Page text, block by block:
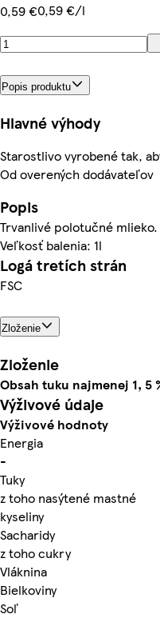
0,59 €0,59 €/l
Popis produktu
Hlavné výhody
Starostlivo vyrobené tak,
Od overených dodávateľov
Popis
Trvanlivé polotučné
Veľkosť balenia: 1l
Logá tretích strán
FSC
Zloženie
Zloženie
Obsah tuku najmenej 1, 5
Výživové údaje
Výživové hodnoty
Energia
-
Tuky
z toho nasýtené mastné
kyseliny
Sacharidy
z toho cukry
Vláknina
Bielkoviny
Soľ